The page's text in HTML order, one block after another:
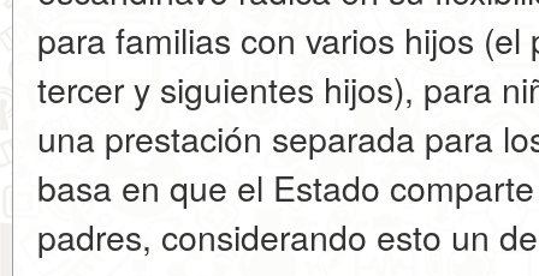
para familias con varios hijos
tercer y siguientes hijos), para
una prestación separada para
basa en que el Estado
padres, considerando esto un